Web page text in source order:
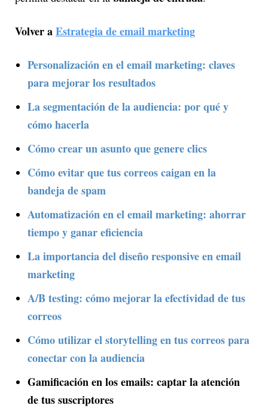
Volver aEstrategia de email marketing
Personalización en el email marketing: claves
para mejorar los resultados
La segmentación de la audiencia: por qué y
cómo hacerla
Cómo crear un asunto que genere clics
Cómo evitar que tus correos caigan en la
bandeja de spam
Automatización en el email marketing: ahorrar
tiempo y ganar eficiencia
La importancia del diseño responsive en email
marketing
A/B testing: cómo mejorar la efectividad de tus
correos
Cómo utilizar el storytelling en tus correos para
conectar con la audiencia
Gamificación en los emails: captar la atención
de tus suscriptores